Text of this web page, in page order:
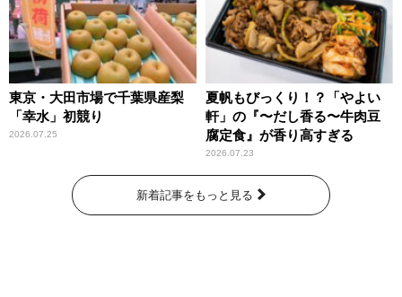
東京・大田市場で千葉県産梨
「幸水」初競り
2026.07.25
夏帆もびっくり！？「やよい
軒」の『〜だし香る〜牛肉豆
腐定食』が香り高すぎる
2026.07.23
新着記事をもっと見る